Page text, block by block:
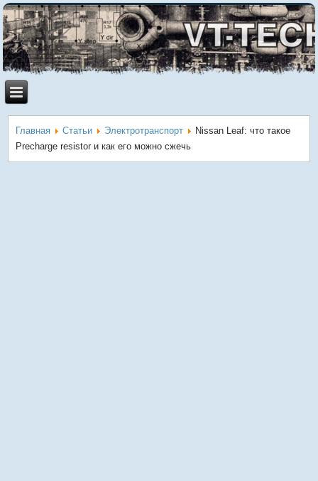
Главная Статьи Электротранспорт
Nissan Leaf: что такое
Precharge resistor и как его можно сжечь